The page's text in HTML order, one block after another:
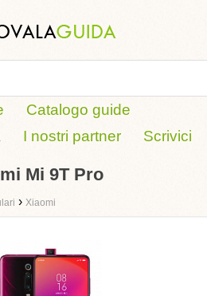
Catalogo guide
I nostri partner Scrivici
Mi 9T Pro
› Xiaomi